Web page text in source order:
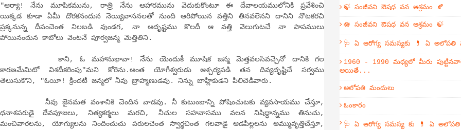
"ఆర్యా! నేను మూషికమును, రాత్రి నేను ఆహారమును వెదుకుకొంటూ ఈ దేవాలయములోనికి ప్రవేశించి
యిక్కడ కూడా ఏమీ దొరకనందున నెయ్యివాసనలతో నుంది ఆరిపోయిన వత్తిని తినవలెనని దానిని నొటకరచి
ప్రక్కనున్న దీపంచెంత నిలబడి వుండగ, నా అదృష్టము కొలదీ ఆ వత్తి వెలుగుటచే నా పాపములు
పోయినందున కాబోలు వెంటనే పూర్వజన్మ మెత్తితిని.
కాని, ఓ మహానుభావా! నేను యెందుకీ మూషిక జన్మ మెత్తవలసివచ్చెనో దానికి గల
కారణమేమిటో విశదీకరింపు"మని కోరెను.అంత యోగీశ్వరుడు ఆశ్చర్యపడి తన దివ్యదృష్టిచే సర్వము
తెలుసుకొని, "ఓయీ! క్రిందటి జన్మలో నీవు బ్రాహ్మణుడవు. నిన్ను బాహ్లికుడని పిలిచెడివారు.
నీవు జైనమత వంశానికి చెందిన వాడవు. నీ కుటుంబాన్ని పోషించుటకు వ్యవసాయము చేస్తూ,
ధనాశపరుడై దేవపూజలు, నిత్యకర్మలు మరచి, నీచుల సహవాసము వలన నిషిద్ధాన్నము తినుచు,
మంచివారలను, యోగ్యులను నిందించుచు పరులచెంత స్వార్థచింత గలవాడై ఆడపిల్లలను అమ్మువృత్తిచేస్తూ,
🍃 సంజీవని ఔషధ వన ఆశ్రమం 🍂
🪷 సంజీవని ఔషధ వన ఆశ్రమం 🍃
🩺 ఏ ఆరోగ్య సమస్యకు 💊 ఏ అలోపతి
1960 - 1990 మధ్యలో మీరు
అయితే...
అలోపతి మందులు
ఓంకారం
🩺 ఏ ఆరోగ్య సమస్య కు 💊 ఏ